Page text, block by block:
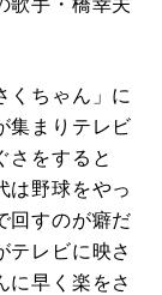
歌手・橋幸夫
くちゃん」に
集まりテレビ
さをすると
は野球をやっ
回すのが癖だ
テレビに映さ
に早く楽をさ